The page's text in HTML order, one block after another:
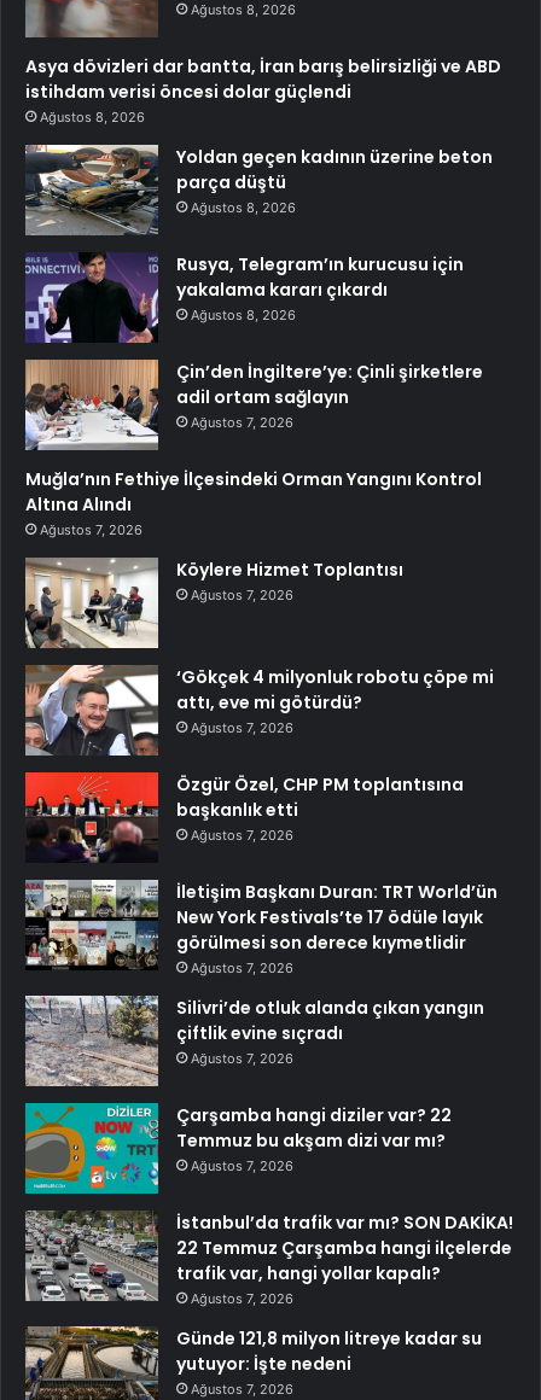
Ağustos 8, 2026
Asya dövizleri dar bantta, İran barış belirsizliği ve ABD
istihdam verisi öncesi dolar güçlendi
Ağustos 8, 2026
Yoldan geçen kadının üzerine beton
parça düştü
Ağustos 8, 2026
Rusya, Telegram’ın kurucusu için
yakalama kararı çıkardı
Ağustos 8, 2026
Çin’den İngiltere’ye: Çinli şirketlere
adil ortam sağlayın
Ağustos 7, 2026
Muğla’nın Fethiye İlçesindeki Orman Yangını Kontrol
Altına Alındı
Ağustos 7, 2026
Köylere Hizmet Toplantısı
Ağustos 7, 2026
‘Gökçek 4 milyonluk robotu çöpe mi
attı, eve mi götürdü?
Ağustos 7, 2026
Özgür Özel, CHP PM toplantısına
başkanlık etti
Ağustos 7, 2026
İletişim Başkanı Duran: TRT World’ün
New York Festivals’te 17 ödüle layık
görülmesi son derece kıymetlidir
Ağustos 7, 2026
Silivri’de otluk alanda çıkan yangın
çiftlik evine sıçradı
Ağustos 7, 2026
Çarşamba hangi diziler var? 22
Temmuz bu akşam dizi var mı?
Ağustos 7, 2026
İstanbul’da trafik var mı? SON DAKİKA!
22 Temmuz Çarşamba hangi ilçelerde
trafik var, hangi yollar kapalı?
Ağustos 7, 2026
Günde 121,8 milyon litreye kadar su
yutuyor: İşte nedeni
Ağustos 7, 2026